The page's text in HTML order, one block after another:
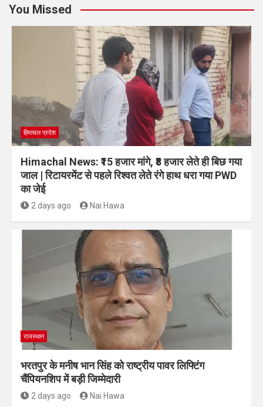
You Missed
हिमाचल प्रदेश
Himachal News: ₹15 हजार मांगे, ₹8 हजार लेते ही बिछ गया
जाल | रिटायरमेंट से पहले रिश्वत लेते रंगे हाथ धरा गया PWD
का जेई
2 days ago Nai Hawa
राजस्थान
भरतपुर के मनीष भान सिंह को राष्ट्रीय पावर लिफ्टिंग
चैंपियनशिप में बड़ी जिम्मेदारी
2 days ago Nai Hawa